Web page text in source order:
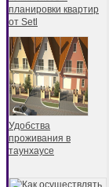
планировки квартир
от Setl
Удобства
проживания в
таунхаусе